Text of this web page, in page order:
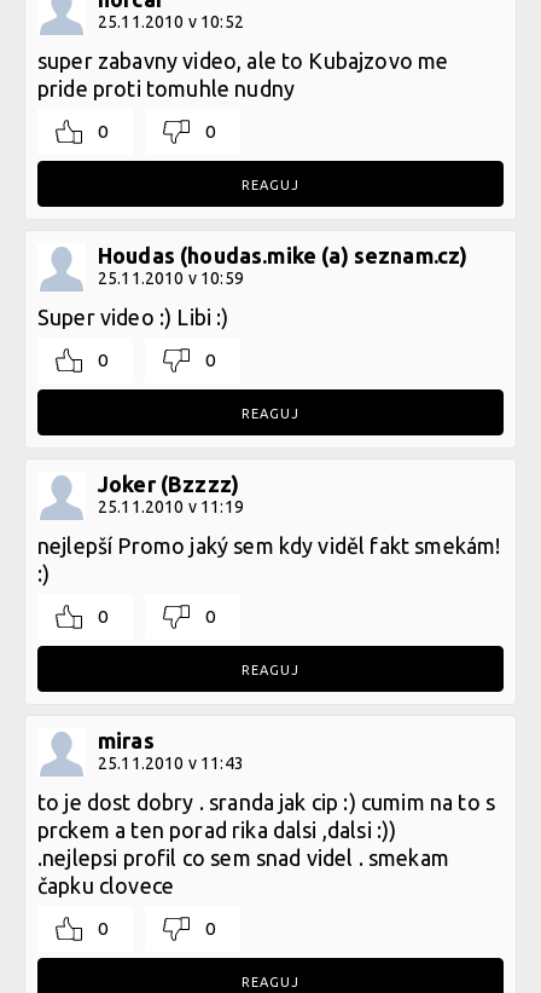
25.11.2010 v 10:52
super zabavny video, ale to Kubajzovo me
pride proti tomuhle nudny
0 0
REAGUJ
Houdas (houdas.mike (a) seznam.cz)
25.11.2010 v 10:59
Super video :) Libi :)
0 0
REAGUJ
Joker (Bzzzz)
25.11.2010 v 11:19
nejlepší Promo jaký sem kdy viděl fakt smekám!
:)
0 0
REAGUJ
miras
25.11.2010 v 11:43
to je dost dobry . sranda jak cip :) cumim na to s
prckem a ten porad rika dalsi ,dalsi :))
.nejlepsi profil co sem snad videl . smekam
čapku clovece
0 0
REAGUJ